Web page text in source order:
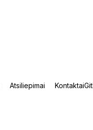
Atsiliepimai Kontaktai